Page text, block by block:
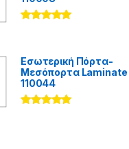
Εσωτερική Πόρτα-
Μεσόπορτα Laminate
110044